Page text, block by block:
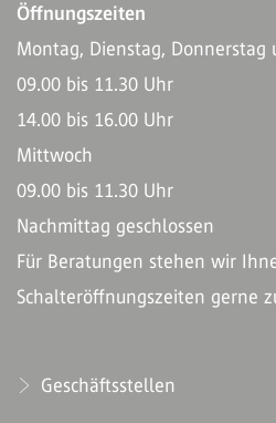
Öffnungszeiten
Montag, Dienstag, Donnerstag
09.00 bis 11.30 Uhr
14.00 bis 16.00 Uhr
Mittwoch
09.00 bis 11.30 Uhr
Nachmittag geschlossen
Für Beratungen stehen wir
Schalteröffnungszeiten gerne
Geschäftsstellen